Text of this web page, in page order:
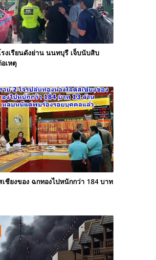
งเรียนดังย่าน นนทบุรี เจ็บนับสิบ
เหตุ
ชียงของ ฉกทองไปหนักกว่า 184 บาท